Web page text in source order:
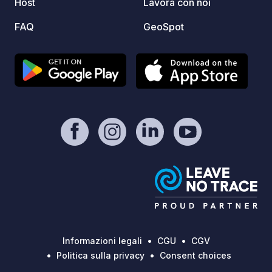
Host
FAQ
Lavora con noi
GeoSpot
Informazioni legali CGU
CGV
Politica sulla privacy
Consent choices